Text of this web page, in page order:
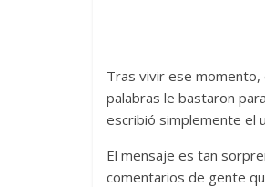
Tras vivir ese momento,
palabras le bastaron
escribió simplemente el
El mensaje es tan
comentarios de gente